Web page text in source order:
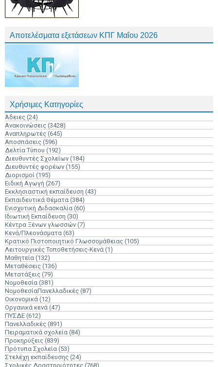
Αποτελέσματα εξετάσεων ΚΠΓ Μαΐου 2026
Χρήσιμες Κατηγορίες
Άδειες (24)
Ανακοινώσεις (3428)
Αναπληρωτές (645)
Αποσπάσεις (596)
Δελτία Τύπου (192)
Διευθυντές Σχολείων (184)
Διευθυντές φορέων (155)
Διορισμοί (195)
Ειδική Αγωγή (267)
Εκκλησιαστική εκπαίδευση (43)
Εκπαιδευτικά Θέματα (384)
Ενισχυτική Διδασκαλία (60)
Ιδιωτική Εκπαίδευση (30)
Κέντρα Ξένων γλωσσών (7)
Κενά/Πλεονάσματα (63)
Κρατικό Πιστοποιητικό Γλωσσομάθειας (105)
Λειτουργικές Τοποθετήσεις-Κενά (1)
Μαθητεία (132)
Μεταθέσεις (136)
Μετατάξεις (79)
Νομοθεσία (381)
ΝομοθεσίαΠανελλαδικές (87)
Οικονομικά (12)
Οργανικά κενά (47)
ΠΥΣΔΕ (612)
Πανελλαδικές (891)
Πειραματικά σχολεία (84)
Προκηρύξεις (839)
Πρότυπα Σχολεία (53)
Στελέχη εκπαίδευσης (24)
Σχολικές Δραστηριότητες (768)